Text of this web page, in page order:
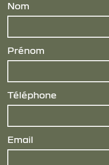
Nom
Prénom
Téléphone
Email